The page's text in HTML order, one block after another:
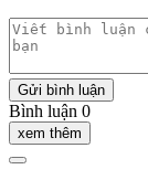
Gửi bình luận
Bình luận 0
xem thêm